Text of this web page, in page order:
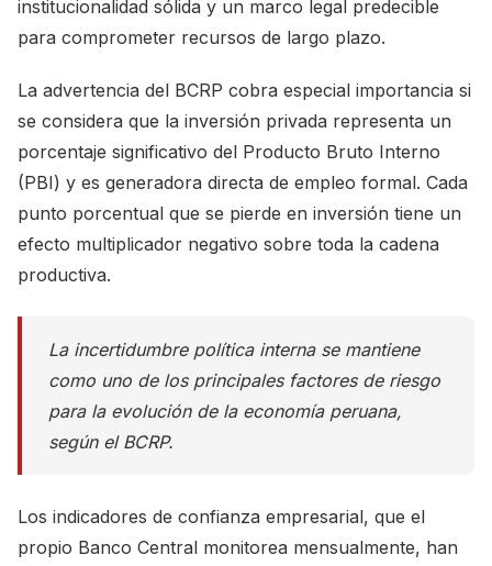
institucionalidad sólida y un marco legal predecible
para comprometer recursos de largo plazo.
La advertencia del BCRP cobra especial importancia si
se considera que la inversión privada representa un
porcentaje significativo del Producto Bruto Interno
(PBI) y es generadora directa de empleo formal. Cada
punto porcentual que se pierde en inversión tiene un
efecto multiplicador negativo sobre toda la cadena
productiva.
La incertidumbre política interna se mantiene
como uno de los principales factores de riesgo
para la evolución de la economía peruana,
según el BCRP.
Los indicadores de confianza empresarial, que el
propio Banco Central monitorea mensualmente, han